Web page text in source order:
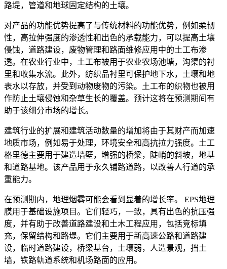
路堤，管道和地球固定结构的土壤。
对产品的功能优势提高了与传统材料的功能优势，例如柔韧
性，高拉伸强度的渗透性和出色的承载能力，可以提高土壤
侵蚀，道路建设，废物管理和路面维修应用中的土工布渗
透。在农业行业中，土工布被用于农业农场池塘，沟渠的衬
里和收集水流。此外，纺织品衬里可保护地下水，土壤和地
表水以存放，并受到动物废物的污染。土工布的织物也被用
作防止土壤侵蚀和杂草生长的覆盖。预计这将在预测期间有
助于该细分市场的增长。
建筑行业的扩展和建筑活动数量的增加将由于其财产而加速
地质市场，例如易于处理，环境安全和高抗拉力强度。土工
格里德主要用于建造墙壁，增强的桥梁，陡峭的斜坡，地基
和道路基地。该产品用于永久铺路道路，以改善人行道的承
重能力。
在预测期内，地理烟雾可能会看到显着的增长率。 EPS地理
膜用于基础设施项目。它们轻巧，一致，具有出色的抗压强
度，并有助于改善道路建设和土木工程应用，包括竞标填
充，保留结构和路堤。它们主要用于新高速公路和道路建
设，临时道路建设，桥梁基台，土壤弱，人造景观，挡土
墙，铁路轨道系统和机场路面的应用。